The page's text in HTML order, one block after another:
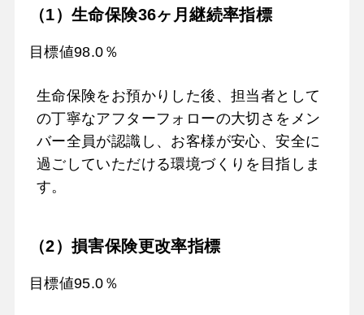
（1）生命保険36ヶ月継続率指標
目標値98.0％
生命保険をお預かりした後、担当者として
の丁寧なアフターフォローの大切さをメン
バー全員が認識し、お客様が安心、安全に
過ごしていただける環境づくりを目指しま
す。
（2）損害保険更改率指標
目標値95.0％